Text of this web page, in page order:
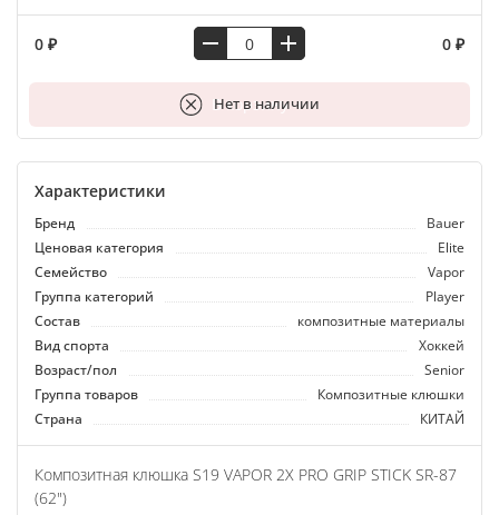
0 ₽ 0 ₽
Нет в наличии
В корзину
Характеристики
Бренд
Bauer
Ценовая категория
Elite
Семейство
Vapor
Группа категорий
Player
Состав
композитные материалы
Вид спорта
Хоккей
Возраст/пол
Senior
Группа товаров
Композитные клюшки
Страна
КИТАЙ
Композитная клюшка S19 VAPOR 2X PRO GRIP STICK SR-87
(62")